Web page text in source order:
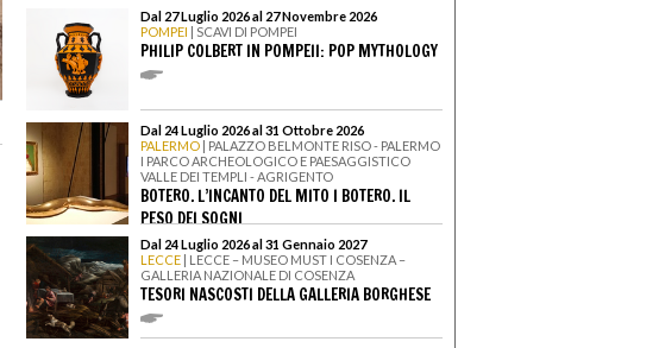
Dal 27 Luglio 2026 al 27 Novembre 2026
POMPEI | SCAVI DI POMPEI
PHILIP COLBERT IN POMPEII: POP MYTHOLOGY
Dal 24 Luglio 2026 al 31 Ottobre 2026
PALERMO | PALAZZO BELMONTE RISO - PALERMO
I PARCO ARCHEOLOGICO E PAESAGGISTICO
VALLE DEI TEMPLI - AGRIGENTO
BOTERO. L’INCANTO DEL MITO I BOTERO. IL
PESO DEI SOGNI
Dal 24 Luglio 2026 al 31 Gennaio 2027
LECCE | LECCE – MUSEO MUST I COSENZA –
GALLERIA NAZIONALE DI COSENZA
TESORI NASCOSTI DELLA GALLERIA BORGHESE